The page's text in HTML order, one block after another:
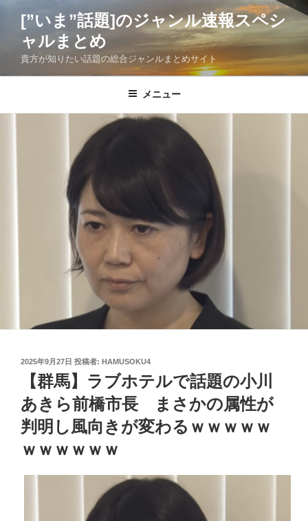
ツ
[”いま”話題]のジャンル速報スペシ
ャルまとめ
貴方が知りたい話題の総合ジャンルまとめサイト
メニュー
投
2025年9月27日 投稿者: HAMUSOKU4
【群馬】ラブホテルで話題の小川
あきら前橋市長 まさかの属性が
判明し風向きが変わるｗｗｗｗｗ
ｗｗｗｗｗｗ